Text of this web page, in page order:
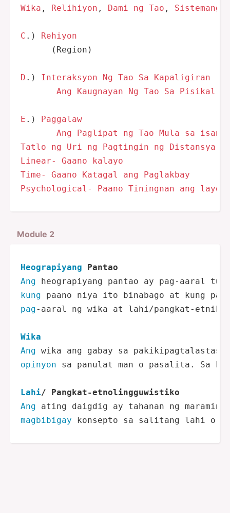
Wika , Relihiyon , Dami ng Tao , Sistemang
C .) Rehiyon
(Region)
D .) Interaksyon Ng Tao Sa
Kapaligiran
Ang
Kaugnayan Ng Tao Sa Pisikal
E .) Paggalaw
Ang
Paglipat ng Tao Mula sa
isang
Tatlo
ng Uri ng Pagtingin ng Distansya
Linear-
Gaano
kalayo
Time- Gaano Katagal ang
Paglakbay
Psychological-
Paano Tiningnan ang layo
Module 2
Heograpiyang Pantao
Ang
kung
pag-aaral ng wika at lahi/pangkat-
Wika
Ang
opinyon sa panulat man o pasalita. Sa
Lahi/ Pangkat-etnolingguwistiko
Ang
magbibigay konsepto sa salitang lahi o